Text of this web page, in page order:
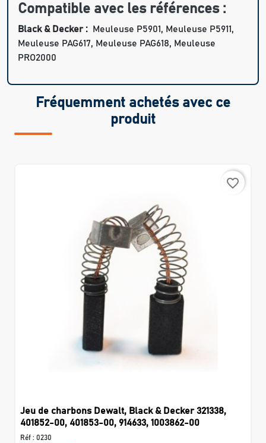
Compatible avec les références :
Black & Decker :
Meuleuse P5901, Meuleuse P5911,
Meuleuse PAG617, Meuleuse PAG618, Meuleuse
PRO2000
Fréquemment achetés avec ce
produit
favorite_border
Jeu de charbons Dewalt, Black & Decker 321338,
401852-00, 401853-00, 914633, 1003862-00
Réf : 0230